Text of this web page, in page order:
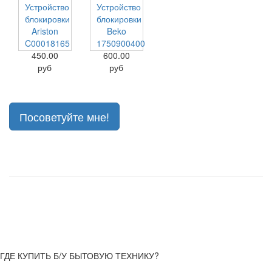
Устройство
блокировки
Ariston
C00018165
450.00
руб
Устройство
блокировки
Beko
1750900400
600.00
руб
Посоветуйте мне!
ГДЕ КУПИТЬ Б/У БЫТОВУЮ ТЕХНИКУ?